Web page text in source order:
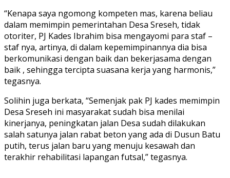
“Kenapa saya ngomong kompeten mas, karena beliau
dalam memimpin pemerintahan Desa Sreseh, tidak
otoriter, PJ Kades Ibrahim bisa mengayomi para staf –
staf nya, artinya, di dalam kepemimpinannya dia bisa
berkomunikasi dengan baik dan bekerjasama dengan
baik , sehingga tercipta suasana kerja yang harmonis,”
tegasnya.
Solihin juga berkata, “Semenjak pak PJ kades memimpin
Desa Sreseh ini masyarakat sudah bisa menilai
kinerjanya, peningkatan jalan Desa sudah dilakukan
salah satunya jalan rabat beton yang ada di Dusun Batu
putih, terus jalan baru yang menuju kesawah dan
terakhir rehabilitasi lapangan futsal,” tegasnya.